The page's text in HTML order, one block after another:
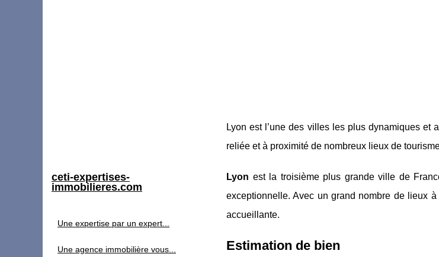
Lyon est l’une des villes les plus dynamiques et
reliée et à proximité de nombreux lieux de
Lyon est la troisième plus grande ville de
exceptionnelle. Avec un grand nombre de lieux
accueillante.
Estimation de bien
ceti-expertises-
immobilieres.com
Une expertise par un expert...
Une agence immobilière vous...